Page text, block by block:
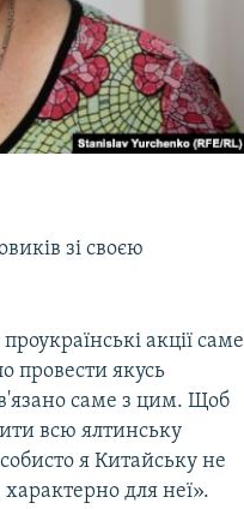
зі своєю
акції саме
провести якусь
саме з цим. Щоб
всю ялтинську
я Китайську не
для неї».